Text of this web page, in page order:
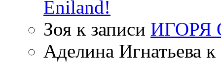
Eniland!
Зоя к записи ИГОРЯ
Аделина Игнатьева к